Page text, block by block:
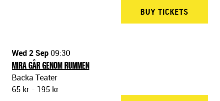
BUY TICKETS
Wed 2 Sep09:30
MIRA GÅR GENOM RUMMEN
Backa Teater
65 kr - 195 kr